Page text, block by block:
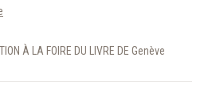
À LA FOIRE DU LIVRE DE Genève